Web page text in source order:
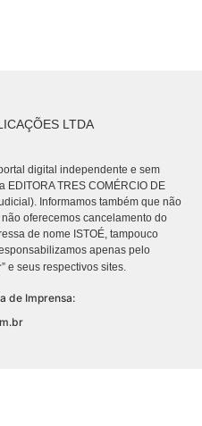
LTDA
digital independente e sem
TRES COMÉRCIO DE
Informamos também que não
oferecemos cancelamento do
de nome ISTOÉ, tampouco
apenas pelo
” e seus respectivos sites.
de Imprensa: